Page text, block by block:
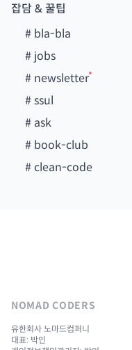
잡담 & 꿀팁
# bla-bla
# jobs
# newsletter
#ssul
# ask
# book-club
#clean-code
NOMAD CODERS
유한회사 노마드컴퍼니
대표: 박인